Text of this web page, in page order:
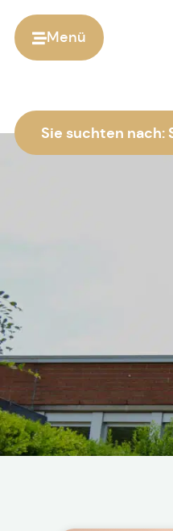
Menü
Sie suchten nach: